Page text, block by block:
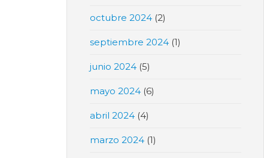
octubre 2024(2)
septiembre 2024(1)
junio 2024(5)
mayo 2024(6)
abril 2024(4)
marzo 2024(1)